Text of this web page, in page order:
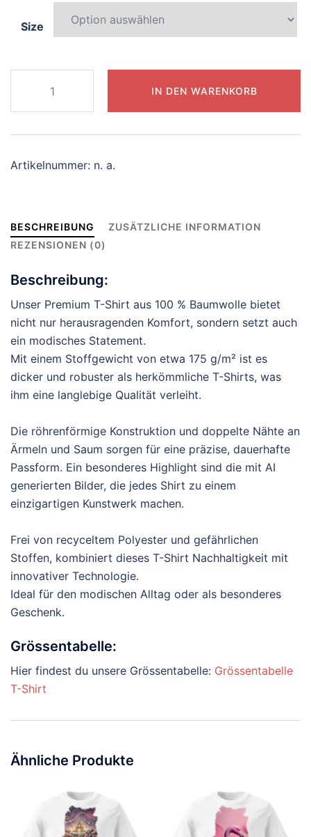
Size
elegant-
dolphin
Menge
IN DEN WARENKORB
Artikelnummer: n. a.
BESCHREIBUNG
ZUSÄTZLICHE INFORMATION
REZENSIONEN (0)
Beschreibung:
Unser Premium T-Shirt aus 100 % Baumwolle bietet
nicht nur herausragenden Komfort, sondern setzt auch
ein modisches Statement.
Mit einem Stoffgewicht von etwa 175 g/m² ist es
dicker und robuster als herkömmliche T-Shirts, was
ihm eine langlebige Qualität verleiht.
Die röhrenförmige Konstruktion und doppelte Nähte an
Ärmeln und Saum sorgen für eine präzise, dauerhafte
Passform. Ein besonderes Highlight sind die mit AI
generierten Bilder, die jedes Shirt zu einem
einzigartigen Kunstwerk machen.
Frei von recyceltem Polyester und gefährlichen
Stoffen, kombiniert dieses T-Shirt Nachhaltigkeit mit
innovativer Technologie.
Ideal für den modischen Alltag oder als besonderes
Geschenk.
Grössentabelle:
Hier findest du unsere Grössentabelle: Grössentabelle
T-Shirt
Ähnliche Produkte